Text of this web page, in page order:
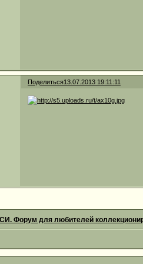
Поделиться13.07.2013 19:11:11
Форум для любителей